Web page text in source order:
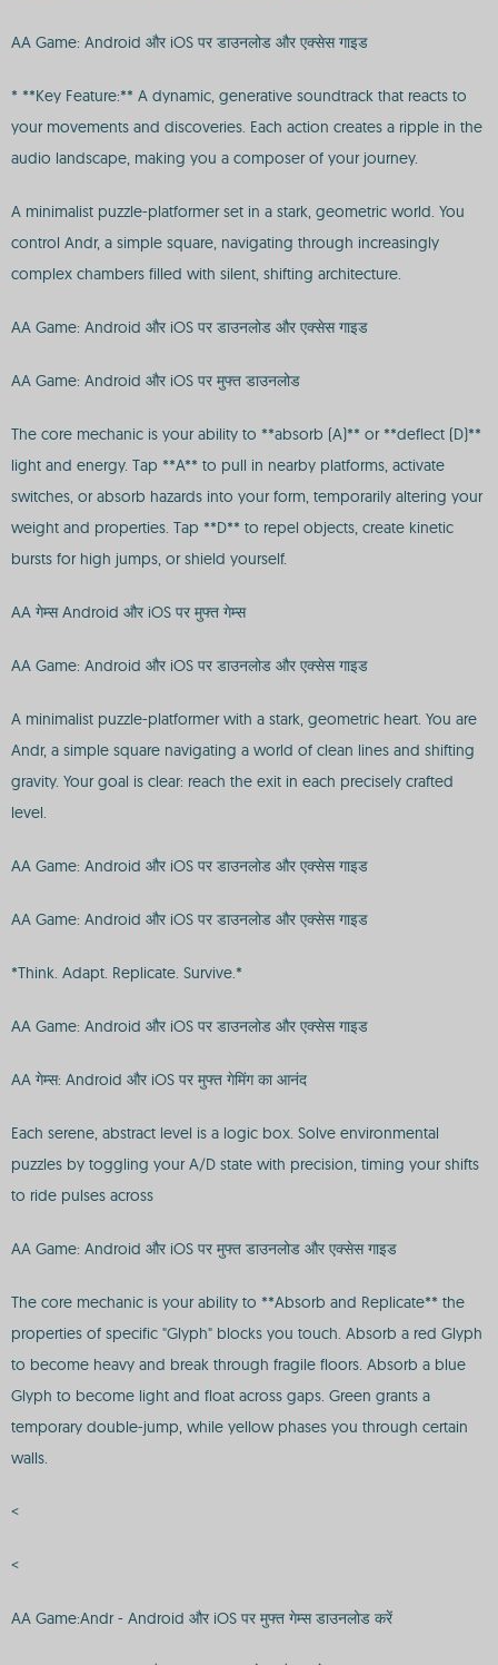
AA Game: Android और iOS पर डाउनलोड और एक्सेस गाइड
* **Key Feature:** A dynamic, generative soundtrack that reacts to
your movements and discoveries. Each action creates a ripple in the
audio landscape, making you a composer of your journey.
A minimalist puzzle-platformer set in a stark, geometric world. You
control Andr, a simple square, navigating through increasingly
complex chambers filled with silent, shifting architecture.
AA Game: Android और iOS पर डाउनलोड और एक्सेस गाइड
AA Game: Android और iOS पर मुफ्त डाउनलोड
The core mechanic is your ability to **absorb (A)** or **deflect (D)**
light and energy. Tap **A** to pull in nearby platforms, activate
switches, or absorb hazards into your form, temporarily altering your
weight and properties. Tap **D** to repel objects, create kinetic
bursts for high jumps, or shield yourself.
AA गेम्स Android और iOS पर मुफ्त गेम्स
AA Game: Android और iOS पर डाउनलोड और एक्सेस गाइड
A minimalist puzzle-platformer with a stark, geometric heart. You are
Andr, a simple square navigating a world of clean lines and shifting
gravity. Your goal is clear: reach the exit in each precisely crafted
level.
AA Game: Android और iOS पर डाउनलोड और एक्सेस गाइड
AA Game: Android और iOS पर डाउनलोड और एक्सेस गाइड
*Think. Adapt. Replicate. Survive.*
AA Game: Android और iOS पर डाउनलोड और एक्सेस गाइड
AA गेम्स: Android और iOS पर मुफ्त गेमिंग का आनंद
Each serene, abstract level is a logic box. Solve environmental
puzzles by toggling your A/D state with precision, timing your shifts
to ride pulses across
AA Game: Android और iOS पर मुफ्त डाउनलोड और एक्सेस गाइड
The core mechanic is your ability to **Absorb and Replicate** the
properties of specific "Glyph" blocks you touch. Absorb a red Glyph
to become heavy and break through fragile floors. Absorb a blue
Glyph to become light and float across gaps. Green grants a
temporary double-jump, while yellow phases you through certain
walls.
<
<
AA Game:Andr - Android और iOS पर मुफ्त गेम्स डाउनलोड करें